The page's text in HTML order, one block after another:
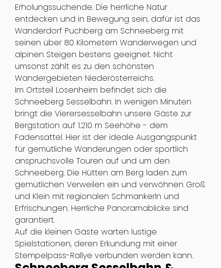
Erholungssuchende. Die herrliche Natur
entdecken und in Bewegung sein, dafür ist das
Wanderdorf Puchberg am Schneeberg mit
seinen über 80 Kilometern Wanderwegen und
alpinen Steigen bestens geeignet. Nicht
umsonst zählt es zu den schönsten
Wandergebieten Niederösterreichs.
Im Ortsteil Losenheim befindet sich die
Schneeberg Sesselbahn. In wenigen Minuten
bringt die Vierersesselbahn unsere Gäste zur
Bergstation auf 1.210 m Seehöhe - dem
Fadensattel. Hier ist der ideale Ausgangspunkt
für gemütliche Wanderungen oder sportlich
anspruchsvolle Touren auf und um den
Schneeberg. Die Hütten am Berg laden zum
gemütlichen Verweilen ein und verwöhnen Groß
und Klein mit regionalen Schmankerln und
Erfrischungen. Herrliche Panoramablicke sind
garantiert.
Auf die kleinen Gäste warten lustige
Spielstationen, deren Erkundung mit einer
Stempelpass-Rallye verbunden werden kann.